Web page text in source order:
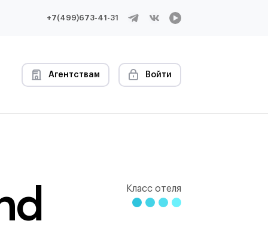
+7(499)673-41-31
Агентствам Войти
Класс отеля